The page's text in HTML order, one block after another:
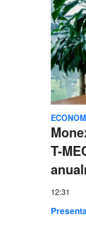
T-
12:31